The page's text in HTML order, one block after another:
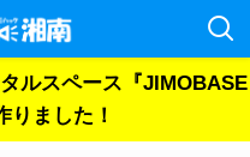
ルスペース『JIMOBASE
りました！